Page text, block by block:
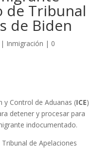
de Tribunal
de Biden
Inmigración | 0
y Control de Aduanas (ICE)
detener y procesar para
indocumentado.
de Apelaciones